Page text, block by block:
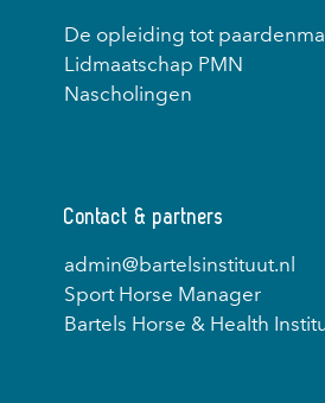
De opleiding tot
Lidmaatschap PMN
Nascholingen
Contact & partners
admin@bartelsinstituut.nl
Sport Horse Manager
Bartels Horse & Health